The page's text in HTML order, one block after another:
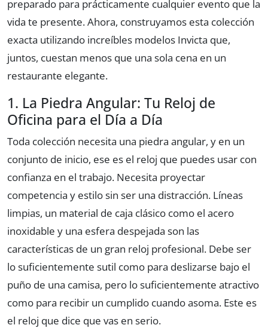
preparado para prácticamente cualquier evento que la
vida te presente. Ahora, construyamos esta colección
exacta utilizando increíbles modelos Invicta que,
juntos, cuestan menos que una sola cena en un
restaurante elegante.
1. La Piedra Angular: Tu Reloj de
Oficina para el Día a Día
Toda colección necesita una piedra angular, y en un
conjunto de inicio, ese es el reloj que puedes usar con
confianza en el trabajo. Necesita proyectar
competencia y estilo sin ser una distracción. Líneas
limpias, un material de caja clásico como el acero
inoxidable y una esfera despejada son las
características de un gran reloj profesional. Debe ser
lo suficientemente sutil como para deslizarse bajo el
puño de una camisa, pero lo suficientemente atractivo
como para recibir un cumplido cuando asoma. Este es
el reloj que dice que vas en serio.